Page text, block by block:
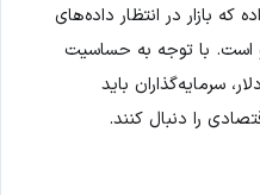
بازار در انتظار داده‌های
است. با توجه به حساسیت
سرمایه‌گذاران باید
را دنبال کنند.